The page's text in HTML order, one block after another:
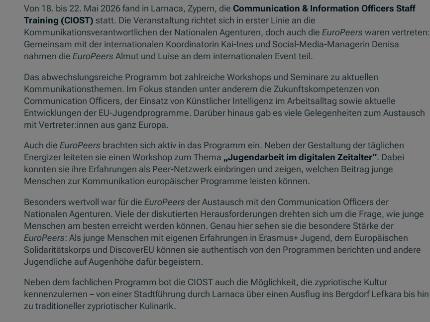
Von 18. bis 22. Mai 2026 fand in Larnaca, Zypern, die Communication & Information Officers Staff
Training (CIOST) statt. Die Veranstaltung richtet sich in erster Linie an die
Kommunikationsverantwortlichen der Nationalen Agenturen, doch auch die EuroPeers waren vertreten:
Gemeinsam mit der internationalen Koordinatorin Kai-Ines und Social-Media-Managerin Denisa
nahmen die EuroPeers Almut und Luise an dem internationalen Event teil.
Das abwechslungsreiche Programm bot zahlreiche Workshops und Seminare zu aktuellen
Kommunikationsthemen. Im Fokus standen unter anderem die Zukunftskompetenzen von
Communication Officers, der Einsatz von Künstlicher Intelligenz im Arbeitsalltag sowie aktuelle
Entwicklungen der EU-Jugendprogramme. Darüber hinaus gab es viele Gelegenheiten zum Austausch
mit Vertreter:innen aus ganz Europa.
Auch die EuroPeers brachten sich aktiv in das Programm ein. Neben der Gestaltung der täglichen
Energizer leiteten sie einen Workshop zum Thema „Jugendarbeit im digitalen Zeitalter“. Dabei
konnten sie ihre Erfahrungen als Peer-Netzwerk einbringen und zeigen, welchen Beitrag junge
Menschen zur Kommunikation europäischer Programme leisten können.
Besonders wertvoll war für die EuroPeers der Austausch mit den Communication Officers der
Nationalen Agenturen. Viele der diskutierten Herausforderungen drehten sich um die Frage, wie junge
Menschen am besten erreicht werden können. Genau hier sehen sie die besondere Stärke der
EuroPeers: Als junge Menschen mit eigenen Erfahrungen in Erasmus+ Jugend, dem Europäischen
Solidaritätskorps und DiscoverEU können sie authentisch von den Programmen berichten und andere
Jugendliche auf Augenhöhe dafür begeistern.
Neben dem fachlichen Programm bot die CIOST auch die Möglichkeit, die zypriotische Kultur
kennenzulernen – von einer Stadtführung durch Larnaca über einen Ausflug ins Bergdorf Lefkara bis hin
zu traditioneller zypriotischer Kulinarik.